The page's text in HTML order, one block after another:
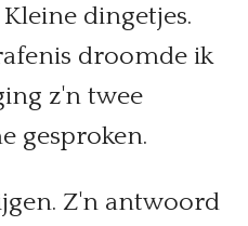
dingetjes.
droomde ik
z'n twee
gesproken.
Z'n antwoord